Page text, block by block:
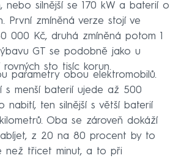
nebo silnější se 170 kW a baterií o
První zmíněná verze stojí ve
000 Kč, druhá zmíněná potom 1
GT se podobně jako u
sto tisíc korun.
parametry obou elektromobilů.
s menší baterií ujede až 500
nabití, ten silnější s větší baterií
Oba se zároveň dokáží
z 20 na 80 procent by to
než třicet minut, a to při